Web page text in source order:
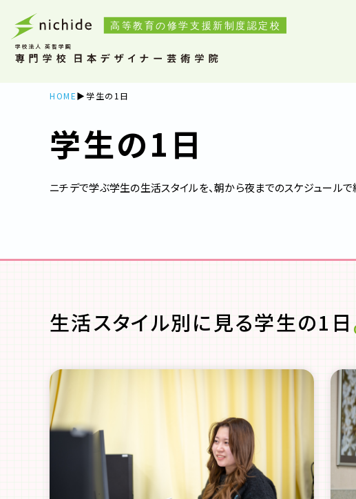
HOME 学生の1日
学生の1日
ニチデで学ぶ学生の生活スタイルを、朝から夜までのスケジュールで
生活スタイル別に見る学生の1日